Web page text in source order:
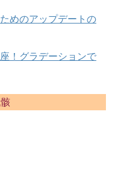
めのアップデートの
！グラデーションで